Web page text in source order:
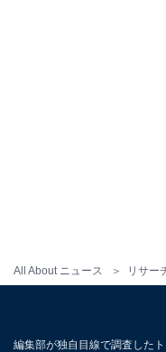
All About ニュース リサー
編集部が独自目線で調査した